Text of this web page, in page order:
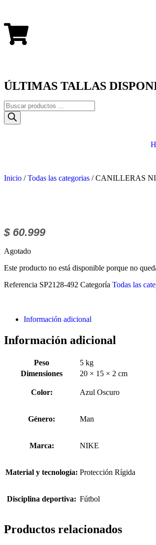
ÚLTIMAS TALLAS
Inicio /Todas las categorias / CANILLERAS
$60.999
Agotado
Este producto no está disponible porque no
Referencia SP2128-492 Categoría Todas las
Información adicional
Información adicional
Peso
5 kg
Dimensiones
20 × 15 × 2 cm
Color: Azul Oscuro
Género: Man
Marca: NIKE
Material y tecnología: Protección Rígida
Disciplina deportiva: Fútbol
Productos relacionados